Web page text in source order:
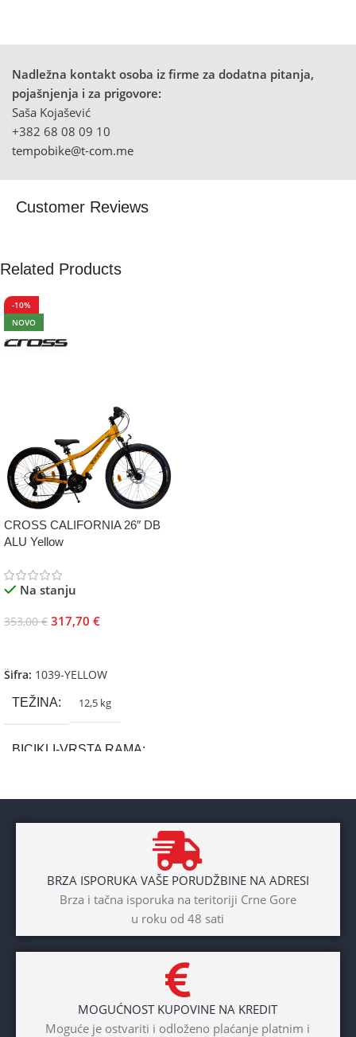
Nadležna kontakt osoba iz firme za dodatna pitanja,
pojašnjenja i za prigovore:
Saša Kojašević
+382 68 08 09 10
tempobike@t-com.me
Customer Reviews
Related Products
-10%
NOVO
CROSS CALIFORNIA 26″ DB
ALU Yellow
Na stanju
353,00€ 317,70 €
Šifra: 1039-YELLOW
TEŽINA 12,5 kg
BICIKLI-VRSTA RAMA
Unisex
BICIKLI-TIP RAMA
BRZA ISPORUKA VAŠE PORUDŽBINE NA ADRESI
Brza i tačna isporuka na teritoriji Crne Gore
u roku od 48 sati
MOGUĆNOST KUPOVINE NA KREDIT
Moguće je ostvariti i odloženo plaćanje platnim i